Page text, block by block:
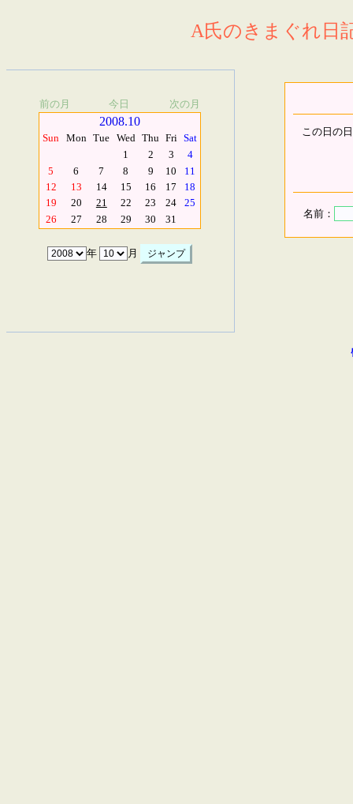
A氏のきまぐれ日
前の月 今日 次の月
2008.10
Sun Mon Tue Wed Thu Fri Sat
1
2 3
4
5
6 7 8 9 10
11
12
13 14 15 16 17
18
19
20 21 22 23 24
25
26
27 28 29 30 31
年 月
この日の
名前：